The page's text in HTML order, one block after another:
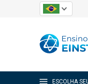
ESCOLHA